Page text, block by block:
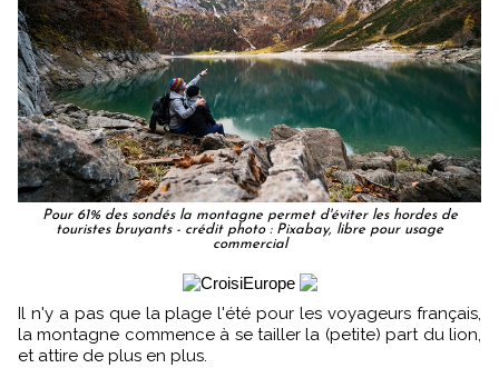
Pour 61% des sondés la montagne permet d'éviter les hordes de
touristes bruyants - crédit photo : Pixabay, libre pour usage
commercial
Il n'y a pas que la plage l'été pour les voyageurs français,
la montagne commence à se tailler la (petite) part du lion,
et attire de plus en plus.